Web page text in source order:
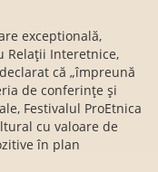
exceptională,
Relații Interetnice,
că „împreună
de conferințe și
Festivalul ProEtnica
cu valoare de
în plan